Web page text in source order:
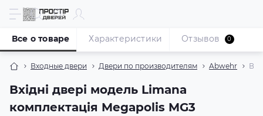
Входные двери Двери по производителям Abwehr
Вхідні двері модель Limana
комплектація Megapolis MG3
Все о товаре Характеристики Отзывов 0